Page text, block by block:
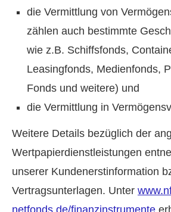
die Vermittlung von
zählen auch bestimmte
wie z.B. Schiffsfonds,
Leasingfonds, Medienfonds,
Fonds und weitere) und
die Vermittlung in
Weitere Details bezüglich der
Wertpapierdienstleistungen
unserer Kundenerstinformation
Vertragsunterlagen. Unter
netfonds.de/finanzinstrumente